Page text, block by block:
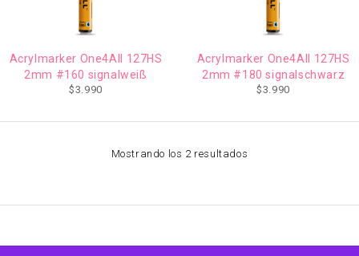
Acrylmarker One4All 127HS
2mm #160 signalweiß
$3.990
Acrylmarker One4All 127HS
2mm #180 signalschwarz
$3.990
Mostrando los 2 resultados